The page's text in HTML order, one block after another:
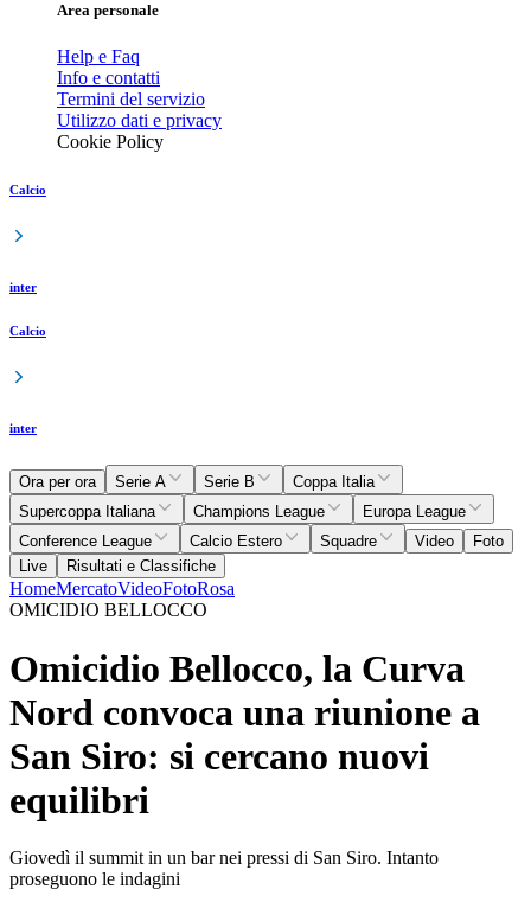
Area personale
Help e Faq
Info e contatti
Termini del servizio
Utilizzo dati e privacy
Cookie Policy
Calcio
inter
Calcio
inter
Ora per ora Serie A Serie B
Coppa Italia
Supercoppa Italiana
Champions League
Europa League
Conference League
Calcio Estero Squadre Video
Foto
Live
Risultati e Classifiche
HomeMercatoVideoFotoRosa
OMICIDIO BELLOCCO
Omicidio Bellocco, la Curva
Nord convoca una riunione a
San Siro: si cercano nuovi
equilibri
Giovedì il summit in un bar nei pressi di San Siro. Intanto
proseguono le indagini